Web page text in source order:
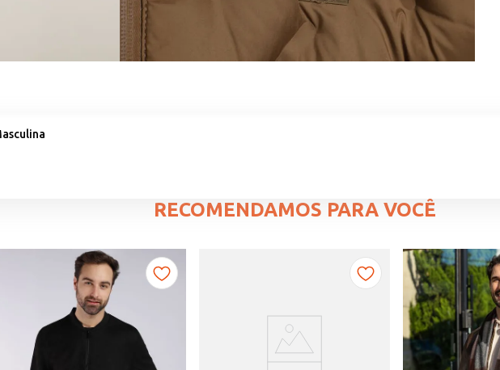
RECOMENDAMOS PARA VOCÊ